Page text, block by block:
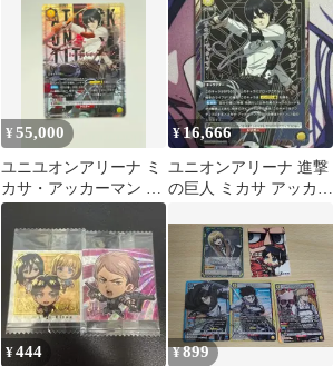
¥55,000
ユニユオンアリーナ ミ
カサ・アッカーマン 星
3パラレル 進撃の巨人
SR★★★
¥16,666
ユニオンアリーナ 進撃
の巨人 ミカサ アッカー
¥444 ¥899